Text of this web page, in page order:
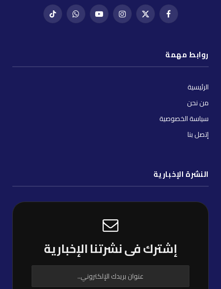
فيسبوكX
إنستغراميوتيوب واتساب تيك
روابط مهمة
الرئيسية
من نحن
سياسة الخصوصية
إتصل بنا
النشرة الإخبارية
إشترك فى نشرتنا الإخبارية